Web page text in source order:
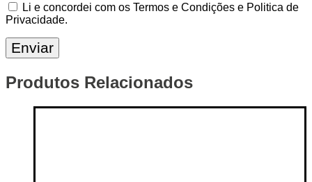
Li e concordei com os Termos e Condições e Politica de
Privacidade.
Produtos Relacionados